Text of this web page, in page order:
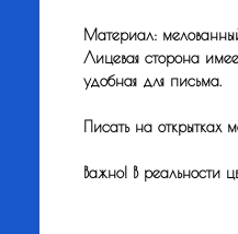
Материал:
Лицевая сторона
удобная для письма.
Писать на открытках
Важно! В реальности